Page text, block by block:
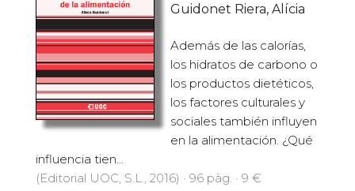
Guidonet Riera, Alícia
Además de las calorías,
los hidratos de carbono o
los productos dietéticos,
los factores culturales y
sociales también influyen
en la alimentación. ¿Qué
influencia tien...
(Editorial UOC, S.L., 2016) · 96 pàg. · 9 €